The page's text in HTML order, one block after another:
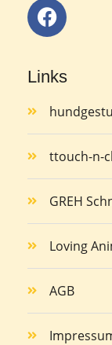
Links
ttouch-n-
GREH
Loving
AGB